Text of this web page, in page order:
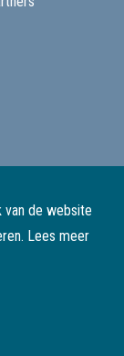
de website
Lees meer